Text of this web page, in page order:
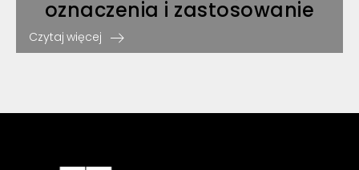
oznaczenia i zastosowanie
Czytaj więcej